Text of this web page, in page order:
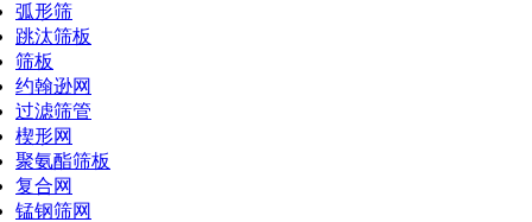
弧形筛
跳汰筛板
筛板
约翰逊网
过滤筛管
楔形网
聚氨酯筛板
复合网
锰钢筛网